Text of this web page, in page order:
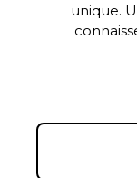
unique.